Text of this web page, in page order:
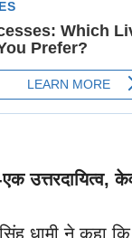
उत्तरदायित्व,
धामी ने कहा